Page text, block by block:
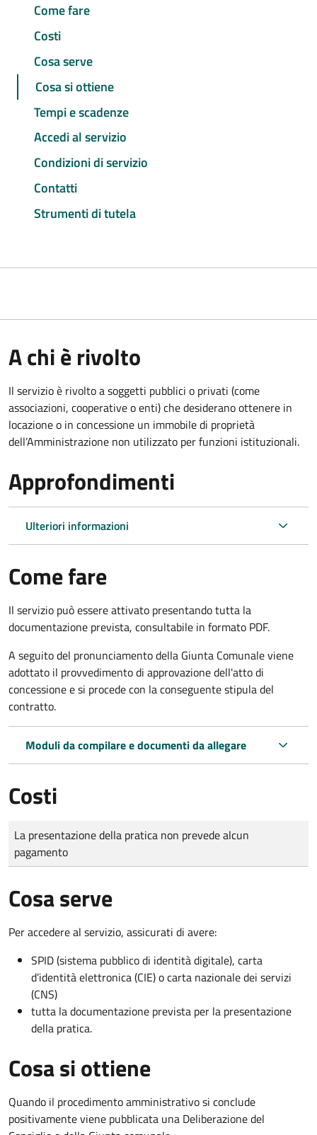
Come fare
Costi
Cosa serve
Cosa si ottiene
Tempi e scadenze
Accedi al servizio
Condizioni di servizio
Contatti
Strumenti di tutela
A chi è rivolto
Il servizio è rivolto a soggetti pubblici o privati (come
associazioni, cooperative o enti) che desiderano ottenere in
locazione o in concessione un immobile di proprietà
dell’Amministrazione non utilizzato per funzioni istituzionali.
Approfondimenti
Ulteriori informazioni
Come fare
Il servizio può essere attivato presentando tutta la
documentazione prevista, consultabile in formato PDF.
A seguito del pronunciamento della Giunta Comunale viene
adottato il provvedimento di approvazione dell'atto di
concessione e si procede con la conseguente stipula del
contratto.
Moduli da compilare e documenti da allegare
Costi
Tipo di pagamento
Importo
La presentazione della pratica non prevede alcun
pagamento
Cosa serve
Per accedere al servizio, assicurati di avere:
SPID (sistema pubblico di identità digitale), carta
d’identità elettronica (CIE) o carta nazionale dei servizi
(CNS)
tutta la documentazione prevista per la presentazione
della pratica.
Cosa si ottiene
Quando il procedimento amministrativo si conclude
positivamente viene pubblicata una Deliberazione del